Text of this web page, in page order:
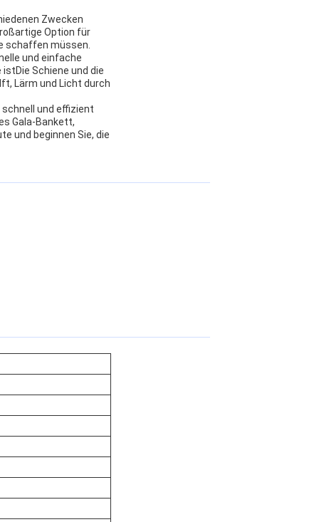
Zwecken
Option für
schaffen müssen.
und einfache
Schiene und die
Lärm und Licht durch
und effizient
Gala-Bankett,
und beginnen Sie, die